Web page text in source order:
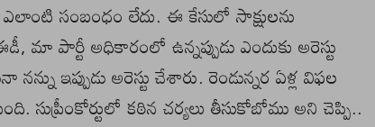
సంబంధం లేదు. ఈ కేసులో సాక్షులను
మా పార్టీ అధికారంలో ఉన్నప్పుడు ఎందుకు అరెస్టు
ఇప్పుడు అరెస్టు చేశారు. రెండున్నర ఏళ్ల విఫల
సుప్రీంకోర్టులో కఠిన చర్యలు తీసుకోబోము అని చెప్పి..